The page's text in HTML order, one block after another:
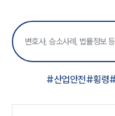
#산업안전#횡령